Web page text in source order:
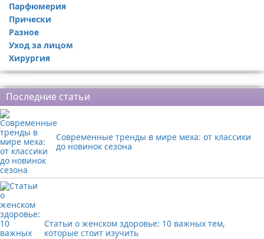
Парфюмерия
Прически
Разное
Уход за лицом
Хирургия
Последние статьи
Современные тренды в мире меха: от классики
до новинок сезона
Статьи о женском здоровье: 10 важных тем,
которые стоит изучить